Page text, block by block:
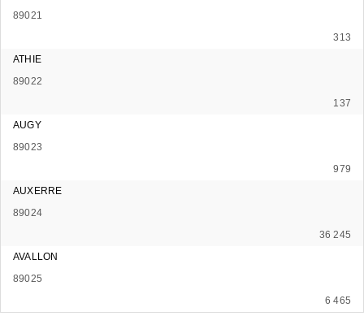
89021
313
ATHIE
89022
137
AUGY
89023
979
AUXERRE
89024
36 245
AVALLON
89025
6 465